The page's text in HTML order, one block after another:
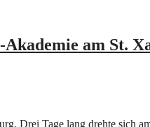
am St.
Drei Tage lang drehte sich